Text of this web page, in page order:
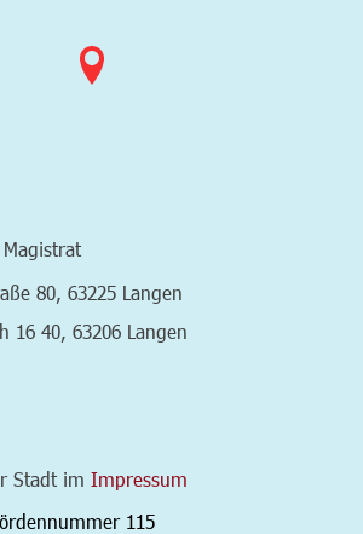
Navigation
80, 63225 Langen
16 40, 63206 Langen
Stadt im Impressum
115